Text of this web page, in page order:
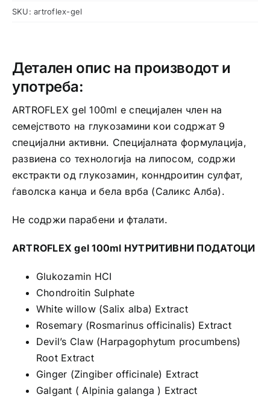
SKU:artroflex-gel
Детален опис на производот и
употреба:
ARTROFLEX gel 100ml е специјален член на
семејството на глукозамини кои содржат 9
специјални активни. Специјалната формулација,
развиена со технологија на липосом, содржи
екстракти од глукозамин, конндроитин сулфат,
ѓаволска канџа и бела врба (Саликс Алба).
Не содржи парабени и фталати.
ARTROFLEX gel 100ml НУТРИТИВНИ ПОДАТОЦИ
Glukozamin HCI
Chondroitin Sulphate
White willow (Salix alba) Extract
Rosemary (Rosmarinus officinalis) Extract
Devil’s Claw (Harpagophytum procumbens)
Root Extract
Ginger (Zingiber officinale) Extract
Galgant ( Alpinia galanga ) Extract